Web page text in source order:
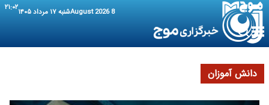
8 August 2026 شنبه ۱۷ مرداد ۱۴۰۵ ۲۱:۰۲
دانش آموزان